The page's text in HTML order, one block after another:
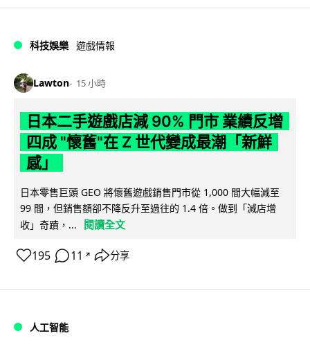
科技娛樂 遊戲情報
Lawton 15 小時
日本二手遊戲店減 90% 門市 業績反增
四成 "懷舊"在 Z 世代變成最潮「新鮮
感」
日本零售巨頭 GEO 將懷舊遊戲銷售門市從 1,000 間大幅減至
99 間，但銷售額卻不降反升至過往的 1.4 倍。做到「減店增
收」奇蹟，...
閱讀全文
195 11 ↗ 分享
人工智能